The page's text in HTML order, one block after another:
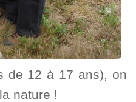
de 12 à 17 ans), on
nature !